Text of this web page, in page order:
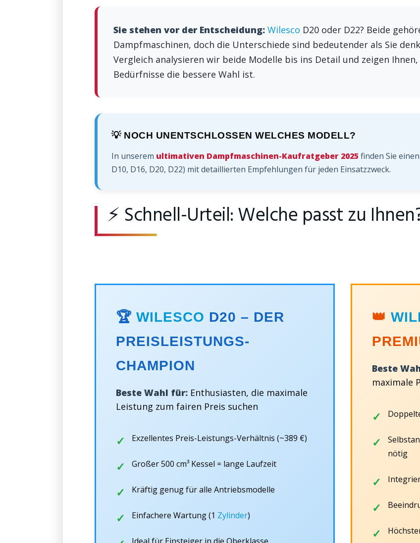
Sie stehen vor der Entscheidung: Wilesco D20 oder D22? Beide
Dampfmaschinen, doch die Unterschiede sind bedeutender als Sie
Vergleich analysieren wir beide Modelle bis ins Detail und zeigen Ihnen,
Bedürfnisse die bessere Wahl ist.
💡 NOCH UNENTSCHLOSSEN WELCHES MODELL?
In unserem ultimativen Dampfmaschinen-Kaufratgeber 2025 finden Sie
D10, D16, D20, D22) mit detaillierten Empfehlungen für jeden Einsatzzweck.
⚡ Schnell-Urteil: Welche passt zu
🏆 WILESCO D20 – DER
PREISLEISTUNGS-
CHAMPION
Beste Wahl für: Enthusiasten, die maximale
Leistung zum fairen Preis suchen
Exzellentes Preis-Leistungs-Verhältnis (~389 €)
Großer 500 cm³ Kessel = lange Laufzeit
Kräftig genug für alle Antriebsmodelle
Einfachere Wartung (1 Zylinder)
👑
Beste
maximale
nötig